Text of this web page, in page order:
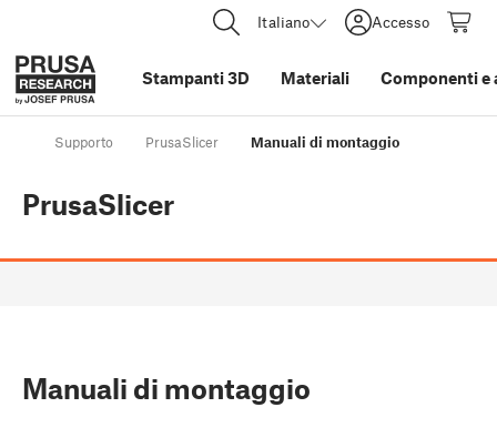
Italiano Accesso
Stampanti 3D Materiali Componenti e
Supporto PrusaSlicer Manuali di montaggio
PrusaSlicer
Manuali di montaggio